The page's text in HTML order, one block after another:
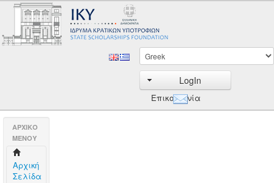
LogIn
Επικοινωνία
AΡΧΙΚΟ
ΜΕΝΟΥ
Aρχική
Σελίδα